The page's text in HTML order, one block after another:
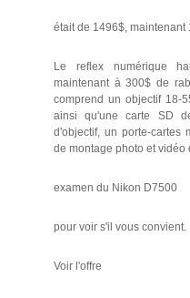
était de 1496$, maintenant
Le reflex numérique
maintenant à 300$ de
comprend un objectif 18-
ainsi qu'une carte SD
d'objectif, un porte-cartes
de montage photo et vidéo
examen du Nikon D7500
pour voir s'il vous convient.
Voir l'offre